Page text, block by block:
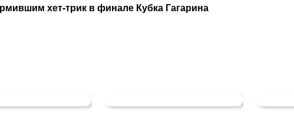
хет-трик в финале Кубка Гагарина